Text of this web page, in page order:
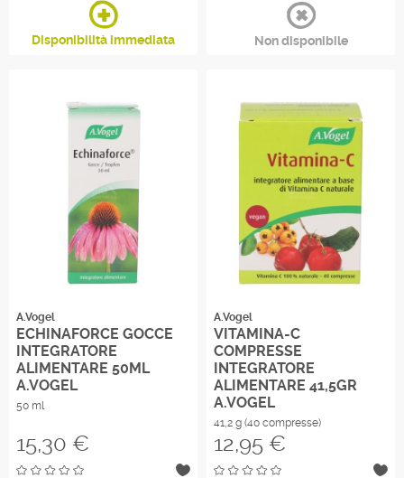
Disponibilità immediata Non disponibile
A.Vogel
ECHINAFORCE GOCCE
INTEGRATORE
ALIMENTARE 50ML
A.VOGEL
50 ml
Prezzo
15,30 €
A.Vogel
VITAMINA-C
COMPRESSE
INTEGRATORE
ALIMENTARE 41,5GR
A.VOGEL
41,2 g (40 compresse)
Prezzo
12,95 €